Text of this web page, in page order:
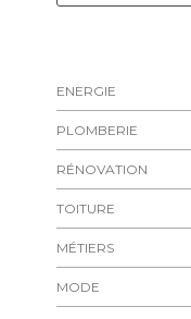
ENERGIE
PLOMBERIE
RÉNOVATION
TOITURE
MÉTIERS
MODE